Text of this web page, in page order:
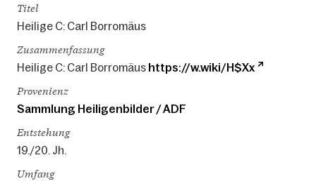
Titel
Heilige C: Carl Borromäus
Zusammenfassung
Heilige C: Carl Borromäus https://w.wiki/H$Xx
Provenienz
Sammlung Heiligenbilder / ADF
Entstehung
19./20. Jh.
Umfang